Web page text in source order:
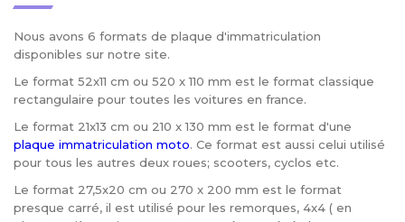
Nous avons 6 formats de plaque d'immatriculation
disponibles sur notre site.
Le format 52x11 cm ou 520 x 110 mm est le format classique
rectangulaire pour toutes les voitures en france.
Le format 21x13 cm ou 210 x 130 mm est le format d'une
plaque immatriculation moto. Ce format est aussi celui utilisé
pour tous les autres deux roues; scooters, cyclos etc.
Le format 27,5x20 cm ou 270 x 200 mm est le format
presque carré, il est utilisé pour les remorques, 4x4 ( en